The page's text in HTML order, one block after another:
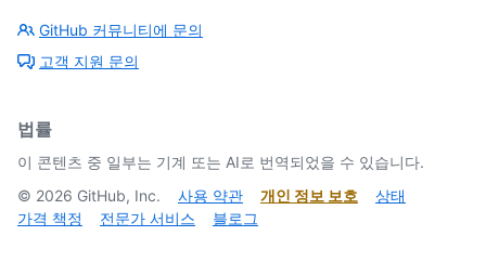
GitHub 커뮤니티에 문의
고객 지원 문의
법률
이 콘텐츠 중 일부는 기계 또는 AI로 번역되었을 수 있습니다.
© 2026 GitHub, Inc. 사용 약관 개인 정보 보호
상태
가격 책정
전문가 서비스 블로그